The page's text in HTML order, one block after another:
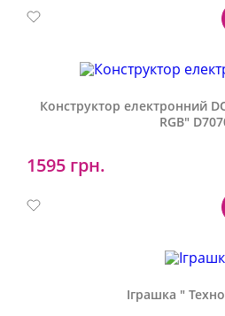
Артикул:
Конструктор електронний
RGB"
1595 грн.
Артикул:
Іграшка "